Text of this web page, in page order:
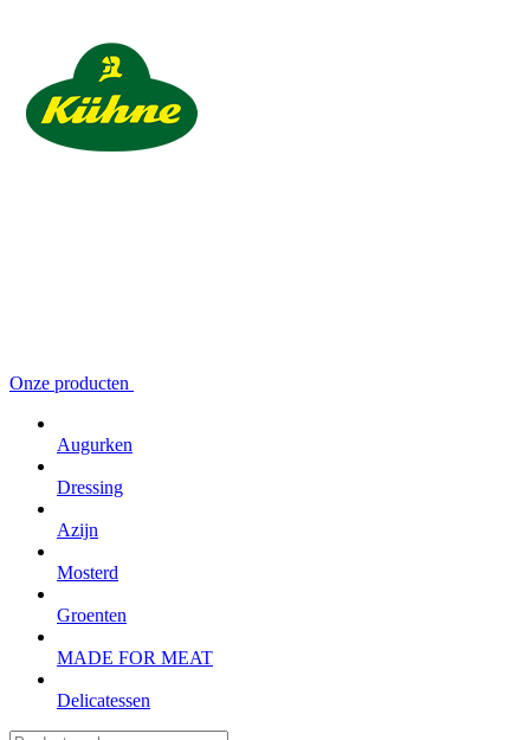
Onze producten
Augurken
Dressing
Azijn
Mosterd
Groenten
MADE FOR MEAT
Delicatessen